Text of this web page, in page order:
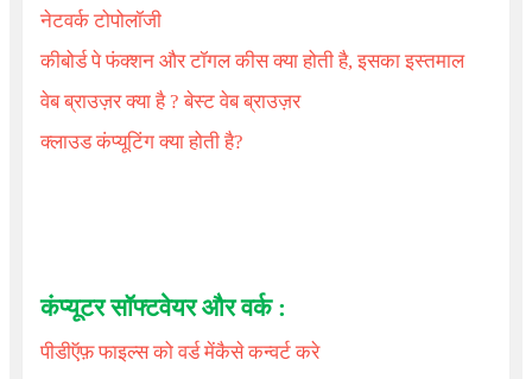
नेटवर्क टोपोलॉजी
कीबोर्ड पे फंक्शन और टॉगल कीस क्या होती है, इसका इस्तमाल
वेब ब्राउज़र क्या है ? बेस्ट वेब ब्राउज़र
क्लाउड कंप्यूटिंग क्या होती है?
कंप्यूटरसॉफ्टवेयर और वर्क :
पीडीऍफ़ फाइल्स को वर्ड मेंकैसे कन्वर्ट करे